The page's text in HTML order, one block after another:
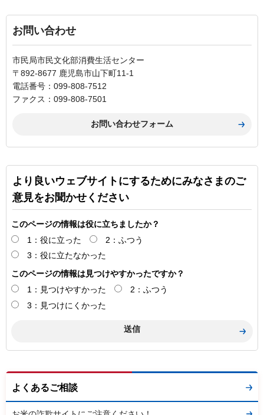
お問い合わせ
市民局市民文化部消費生活センター
〒892-8677 鹿児島市山下町11-1
電話番号：099-808-7512
ファクス：099-808-7501
より良いウェブサイトにするためにみなさまのご
意見をお聞かせください
このページの情報は役に立ちましたか？
1：役に立った
2：ふつう
3：役に立たなかった
このページの情報は見つけやすかったですか？
1：見つけやすかった
2：ふつう
3：見つけにくかった
よくあるご相談